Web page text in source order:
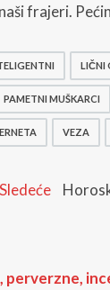
frajeri.
LIČNI
PAMETNI MUŠKARCI
VEZA
Sledeće
Next
perverzne,